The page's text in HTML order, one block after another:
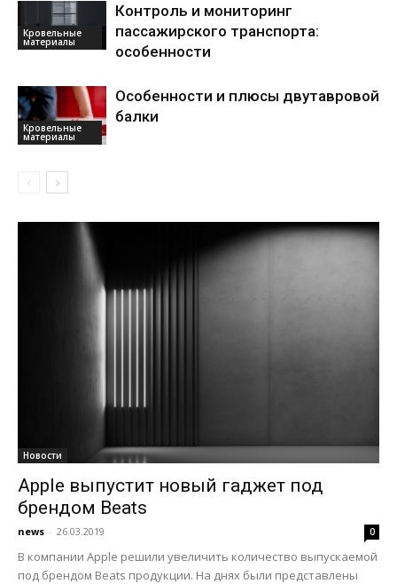
Кровельные
материалы
Контроль и мониторинг
пассажирского транспорта:
особенности
Кровельные
материалы
Особенности и плюсы двутавровой
балки
Новости
Apple выпустит новый гаджет под
брендом Beats
news - 26.03.2019 0
В компании Apple решили увеличить количество выпускаемой
под брендом Beats продукции. На днях были представлены